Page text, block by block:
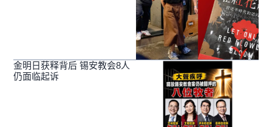
金明日获释背后 锡安教会8人
仍面临起诉